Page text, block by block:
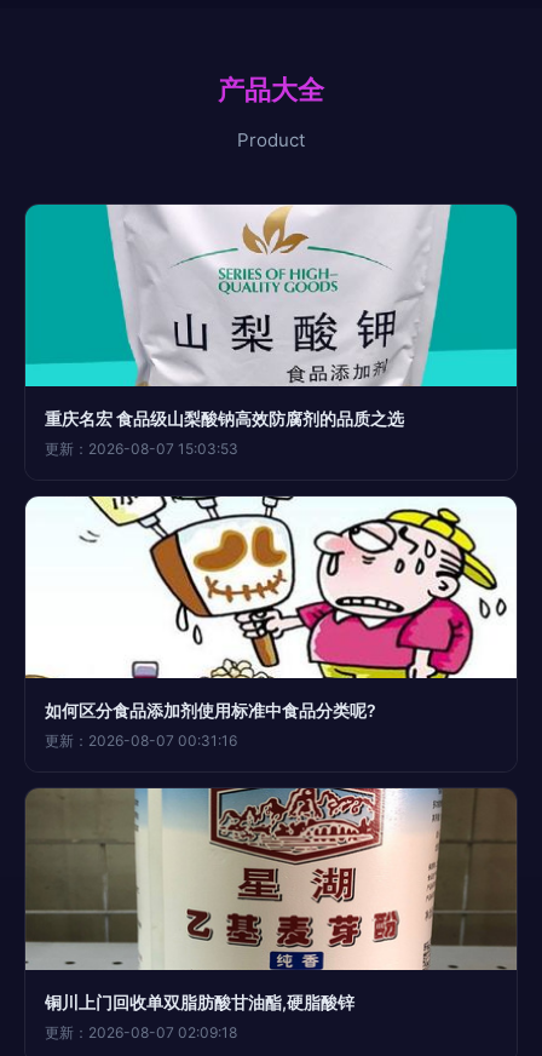
产品大全
Product
重庆名宏 食品级山梨酸钠高效防腐剂的品质之选
更新：2026-08-07 15:03:53
如何区分食品添加剂使用标准中食品分类呢?
更新：2026-08-07 00:31:16
铜川上门回收单双脂肪酸甘油酯,硬脂酸锌
更新：2026-08-07 02:09:18